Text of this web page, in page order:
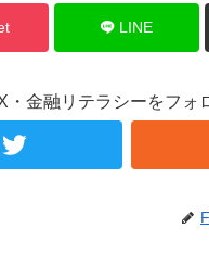
LINE
・金融リテラシーをフォ